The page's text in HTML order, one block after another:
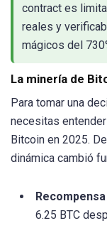
contract es
reales y
mágicos del
La minería de
Para tomar una
necesitas
Bitcoin en 2025.
dinámica cambió
6.25 BTC